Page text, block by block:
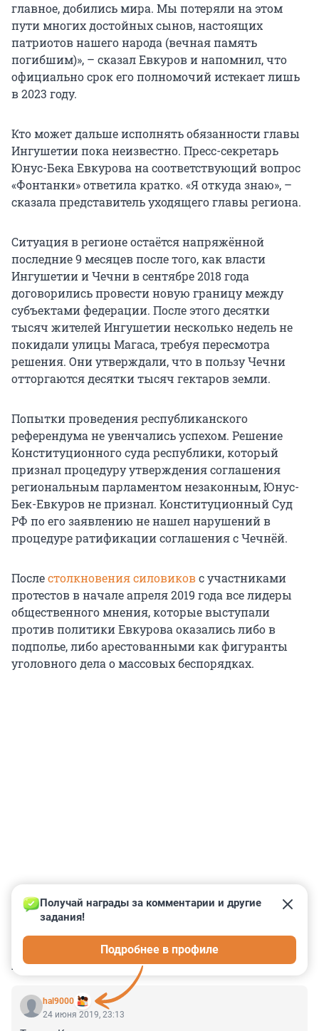
главное, добились мира. Мы потеряли на этом
пути многих достойных сынов, настоящих
патриотов нашего народа (вечная память
погибшим)», – сказал Евкуров и напомнил, что
официально срок его полномочий истекает лишь
в 2023 году.
Кто может дальше исполнять обязанности главы
Ингушетии пока неизвестно. Пресс-секретарь
Юнус-Бека Евкурова на соответствующий вопрос
«Фонтанки» ответила кратко. «Я откуда знаю», –
сказала представитель уходящего главы региона.
Ситуация в регионе остаётся напряжённой
последние 9 месяцев после того, как власти
Ингушетии и Чечни в сентябре 2018 года
договорились провести новую границу между
субъектами федерации. После этого десятки
тысяч жителей Ингушетии несколько недель не
покидали улицы Магаса, требуя пересмотра
решения. Они утверждали, что в пользу Чечни
отторгаются десятки тысяч гектаров земли.
Попытки проведения республиканского
референдума не увенчались успехом. Решение
Конституционного суда республики, который
признал процедуру утверждения соглашения
региональным парламентом незаконным, Юнус-
Бек-Евкуров не признал. Конституционный Суд
РФ по его заявлению не нашел нарушений в
процедуре ратификации соглашения с Чечнёй.
Послестолкновения силовиковс участниками
протестов в начале апреля 2019 года все лидеры
общественного мнения, которые выступали
против политики Евкурова оказались либо в
подполье, либо арестованными как фигуранты
уголовного дела о массовых беспорядках.
КОММЕНТАРИИ 8
hal9000
Получай награды за комментарии и другие
задания!
Подробнее в профиле
24 июня 2019, 23:13